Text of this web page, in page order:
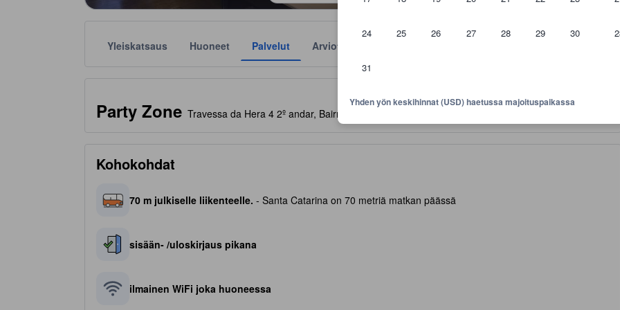
24 25 26 27 28 29 30
31
Yhden yön keskihinnat (USD) haetussa majoituspaikassa
Yleiskatsaus Huoneet Palvelut Arviot
Party Zone Travessa da Hera 4 2º andar, Bairro Alto, Lissabon, Portugali, 1200-218
Kohokohdat
70 m julkiselle liikenteelle. - Santa Catarina on 70 metriä matkan päässä
sisään- /uloskirjaus pikana
ilmainen WiFi joka huoneessa